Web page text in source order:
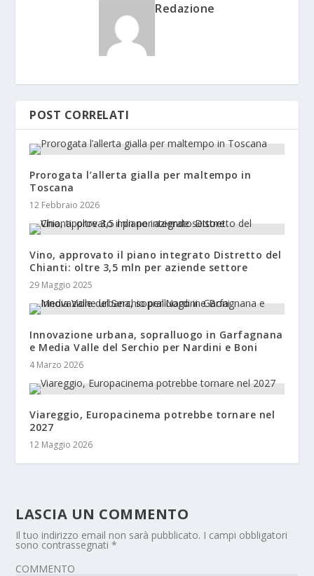
Redazione
POST CORRELATI
Prorogata l’allerta gialla per maltempo in
Toscana
12 Febbraio 2026
Vino, approvato il piano integrato Distretto del
Chianti: oltre 3,5 mln per aziende settore
29 Maggio 2025
Innovazione urbana, sopralluogo in Garfagnana
e Media Valle del Serchio per Nardini e Boni
4 Marzo 2026
Viareggio, Europacinema potrebbe tornare nel
2027
12 Maggio 2026
LASCIA UN COMMENTO
Il tuo indirizzo email non sarà pubblicato. I campi obbligatori
sono contrassegnati*
COMMENTO